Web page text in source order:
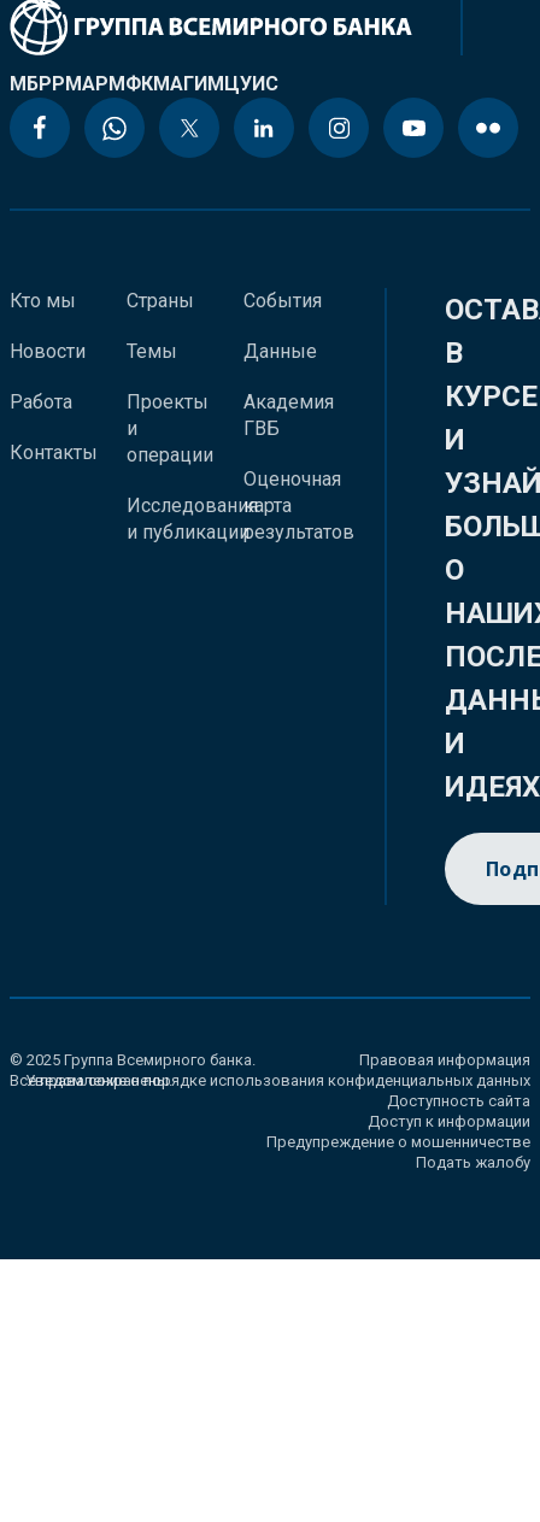
МБРРМАРМФКМАГИМЦУИС
Кто мы
Новости
Работа
Контакты
Страны
Темы
Проекты
и
операции
Исследования
и публикации
События
Данные
Академия
ГВБ
Оценочная
карта
результатов
В
КУРСЕ
И
О
И
ИДЕЯХ
© 2025 Группа Всемирного банка.
Все права сохранены.
Правовая информация
Уведомление о порядке использования конфиденциальных данных
Доступность сайта
Доступ к информации
Предупреждение о мошенничестве
Подать жалобу